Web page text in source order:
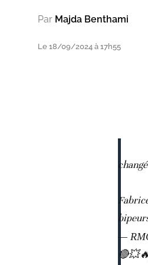
Par Majda Benthami
Le 18/09/2024 à 17h55
—